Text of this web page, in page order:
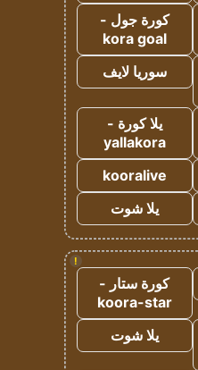
كورة جول -
kora goal
سوريا لايف
يلا كورة -
yallakora
kooralive
يلا شوت
!
كورة ستار -
koora-star
يلا شوت